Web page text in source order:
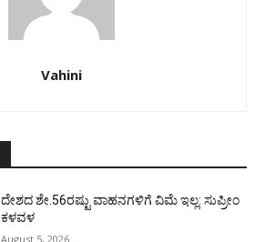
Vahini
ದೇಶದ ಶೇ.56ರಷ್ಟು ವಾಹನಗಳಿಗೆ ವಿಮೆ ಇಲ್ಲ: ಸುಪ್ರೀಂ
ಕಳವಳ
August 5, 2026